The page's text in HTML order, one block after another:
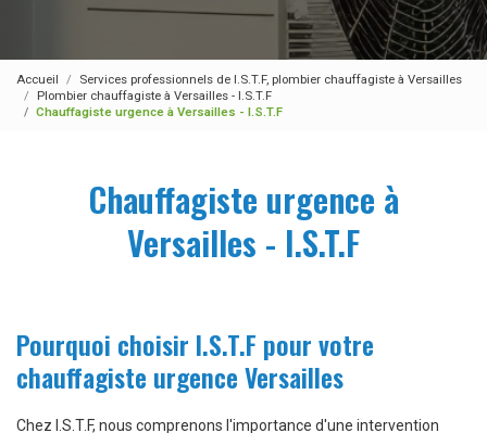
Accueil
Services professionnels de I.S.T.F, plombier chauffagiste à Versailles
Plombier chauffagiste à Versailles - I.S.T.F
Chauffagiste urgence à Versailles - I.S.T.F
Chauffagiste urgence à
Versailles - I.S.T.F
Pourquoi choisir I.S.T.F pour votre
chauffagiste urgence Versailles
Chez I.S.T.F, nous comprenons l'importance d'une intervention